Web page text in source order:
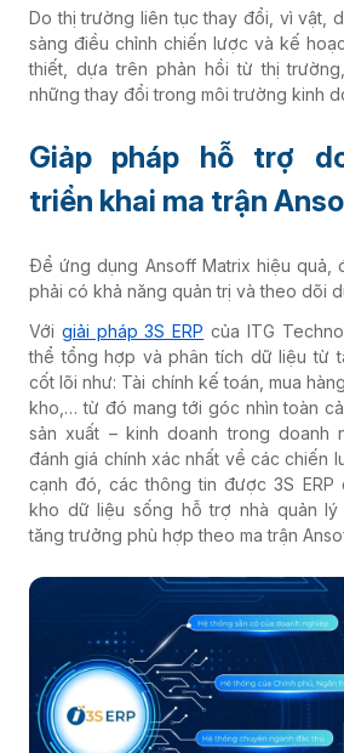
Do thị trường liên tục thay đổi, vì vật,
sàng điều chỉnh chiến lược và kế
thiết, dựa trên phản hồi từ thị
những thay đổi trong môi trường kinh
Giảp pháp hỗ trợ
triển khai ma trận
Để ứng dụng Ansoff Matrix hiệu quả,
phải có khả năng quản trị và theo dõi
Với giải pháp 3S ERP của ITG
thể tổng hợp và phân tích dữ liệu từ
cốt lõi như: Tài chính kế toán, mua
kho,… từ đó mang tới góc nhìn toàn
sản xuất – kinh doanh trong doanh
đánh giá chính xác nhất về các chiến
cạnh đó, các thông tin được 3S
kho dữ liệu sống hỗ trợ nhà quản
tăng trưởng phù hợp theo ma trận